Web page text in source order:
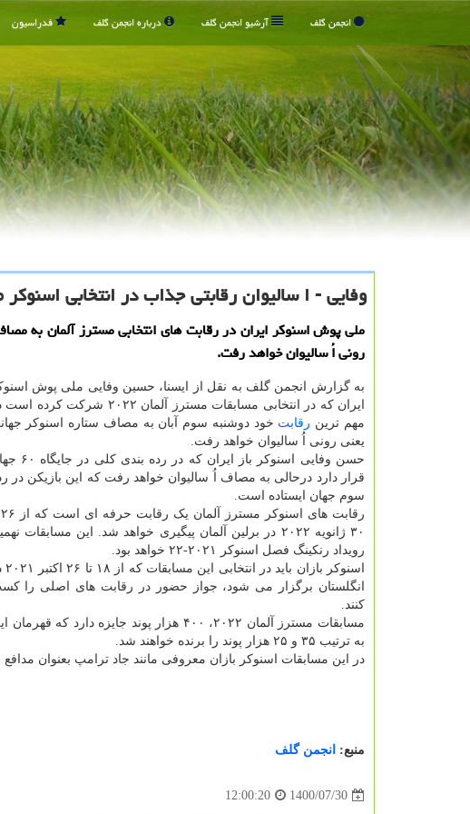
انجمن گلف آرشیو انجمن گلف درباره انجمن گلف فدراسیون
وفایی - ا سالیوان رقابتی جذاب در انتخابی اسنوکر
ملی پوش اسنوکر ایران در رقابت های انتخابی مسترز آلمان به
رونی اُ سالیوان خواهد رفت.
به گزارش انجمن گلف به نقل از ایسنا، حسین وفایی ملی پوش
ایران که در انتخابی مسابقات مسترز آلمان ۲۰۲۲ شرکت کرده
مهم ترین رقابت خود دوشنبه سوم آبان به مصاف ستاره اسنوکر
یعنی رونی اُ سالیوان خواهد رفت.
حسن وفایی اسنوکر باز ایران که در
قرار دارد درحالی به مصاف اُ سالیوان خواهد رفت که این بازیکن در
سوم جهان ایستاده است.
رقابت
۳۰ ژانویه ۲۰۲۲ در برلین آلمان پیگیری خواهد شد. این مسابقات
رویداد رنکینگ فصل اسنوکر ۲۰۲۱-۲۲ خواهد بود.
اسنوکر
انگلستان برگزار می شود، جواز حضور در رقابت های اصلی را
کنند.
به ترتیب ۳۵ و ۲۵ هزار پوند را برنده خواهند شد.
در این مسابقات اسنوکر بازان معروفی مانند جاد ترامپ بعنوان
منبع: انجمن گلف
1400/07/30
12:00:20